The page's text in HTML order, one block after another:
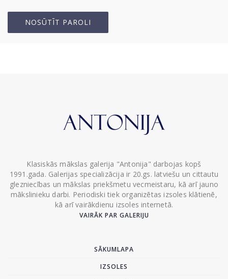
Klasiskās mākslas galerija "Antonija" darbojas kopš
1991.gada. Galerijas specializācija ir 20.gs. latviešu un cittautu
glezniecības un mākslas priekšmetu vecmeistaru, kā arī jauno
mākslinieku darbi. Periodiski tiek organizētas izsoles klātienē,
kā arī vairākdienu izsoles internetā.
VAIRĀK PAR GALERIJU
SĀKUMLAPA
IZSOLES